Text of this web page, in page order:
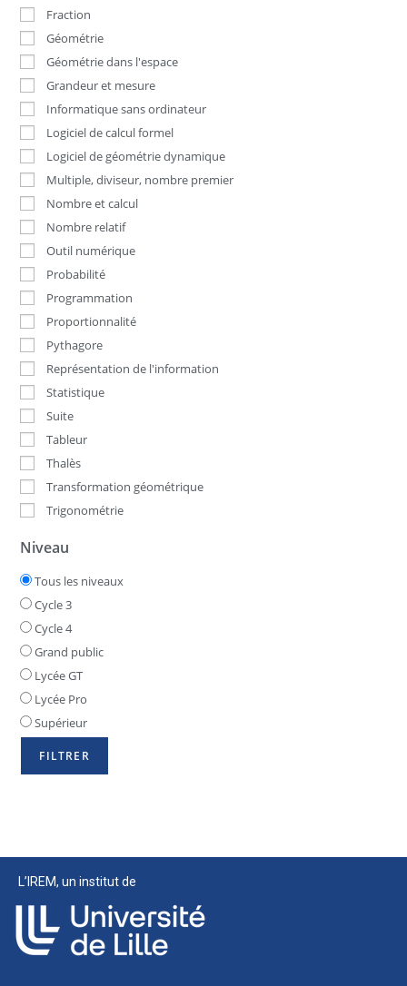
Fraction
Géométrie
Géométrie dans l'espace
Grandeur et mesure
Informatique sans ordinateur
Logiciel de calcul formel
Logiciel de géométrie dynamique
Multiple, diviseur, nombre premier
Nombre et calcul
Nombre relatif
Outil numérique
Probabilité
Programmation
Proportionnalité
Pythagore
Représentation de l'information
Statistique
Suite
Tableur
Thalès
Transformation géométrique
Trigonométrie
Niveau
Tous les niveaux
Cycle 3
Cycle 4
Grand public
Lycée GT
Lycée Pro
Supérieur
L’IREM, un institut de